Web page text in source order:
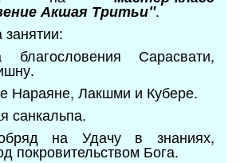
Акшая Тритьи".
занятии:
Сарасвати,
Нараяне, Лакшми и Кубере.
санкальпа.
на Удачу в знаниях,
покровительством Бога.